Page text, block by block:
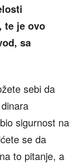
te je ovo
sa
sebi da
sigurnost na
se da
to pitanje, a